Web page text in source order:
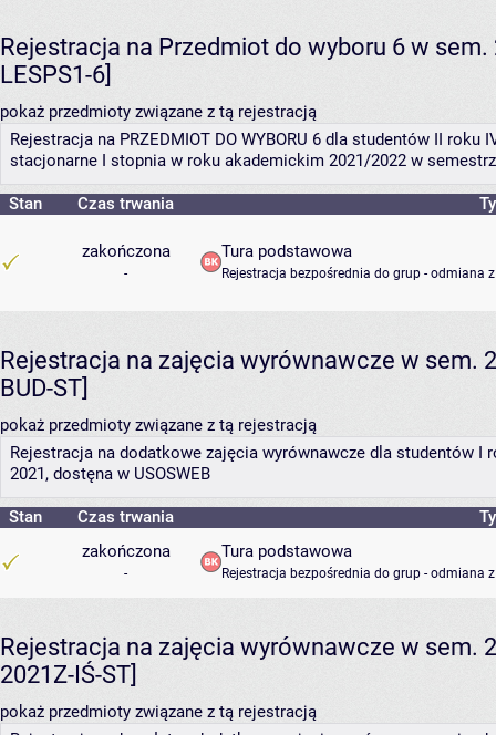
Rejestracja na Przedmiot do wyboru 6 w
LESPS1-6]
pokaż przedmioty związane z tą rejestracją
Rejestracja na PRZEDMIOT DO WYBORU 6 dla studentów II
stacjonarne I stopnia w roku akademickim 2021/2022 w
Stan Czas trwania
zakończona
-
Tura podstawowa
Rejestracja bezpośrednia do grup - odmiana
Rejestracja na zajęcia wyrównawcze w sem.
BUD-ST]
pokaż przedmioty związane z tą rejestracją
Rejestracja na dodatkowe zajęcia wyrównawcze dla studentów I
2021, dostęna w USOSWEB
Stan Czas trwania
zakończona
-
Tura podstawowa
Rejestracja bezpośrednia do grup - odmiana
Rejestracja na zajęcia wyrównawcze w sem.
2021Z-IŚ-ST]
pokaż przedmioty związane z tą rejestracją